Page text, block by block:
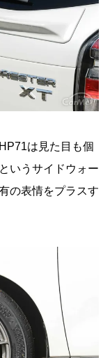
は見た目も個
いうサイドウォー
の表情をプラスす